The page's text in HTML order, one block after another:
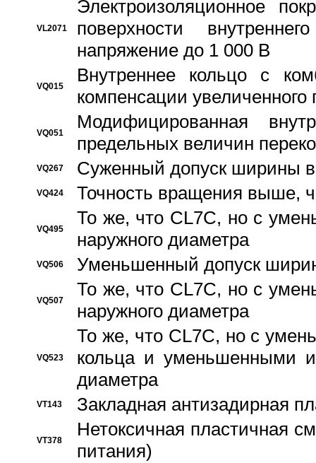
VL2071
Электроизоляционное
поверхности
напряжение до 1 000 В
VQ015
Bнутреннее кольцо с
компенсации увеличенного
VQ051
Модифицированная
предельных величин
VQ267 Суженный допуск ширины
VQ424 Точность вращения выше,
VQ495
То же, что CL7C, но с
наружного диаметра
VQ506 Уменьшенный допуск
VQ507
То же, что CL7C, но с
наружного диаметра
VQ523
То же, что CL7C, но с
кольца и уменьшенными
диаметра
VT143 Закладная антизадирная
VT378
Нетоксичная пластичная
питания)